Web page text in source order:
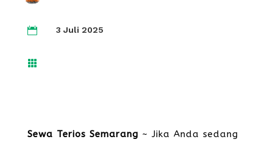
 3 Juli 2025

Sewa Terios Semarang ~ Jika Anda sedang